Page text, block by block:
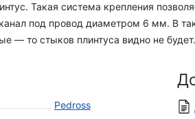
Такая система крепления
под провод диаметром 6 мм. В
— то стыков плинтуса видно не будет.
Pedross